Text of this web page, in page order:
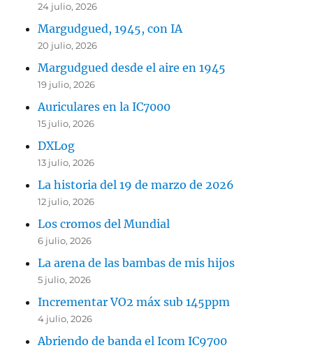
24 julio, 2026
Margudgued, 1945, con IA
20 julio, 2026
Margudgued desde el aire en 1945
19 julio, 2026
Auriculares en la IC7000
15 julio, 2026
DXLog
13 julio, 2026
La historia del 19 de marzo de 2026
12 julio, 2026
Los cromos del Mundial
6 julio, 2026
La arena de las bambas de mis hijos
5 julio, 2026
Incrementar VO2 máx sub 145ppm
4 julio, 2026
Abriendo de banda el Icom IC9700